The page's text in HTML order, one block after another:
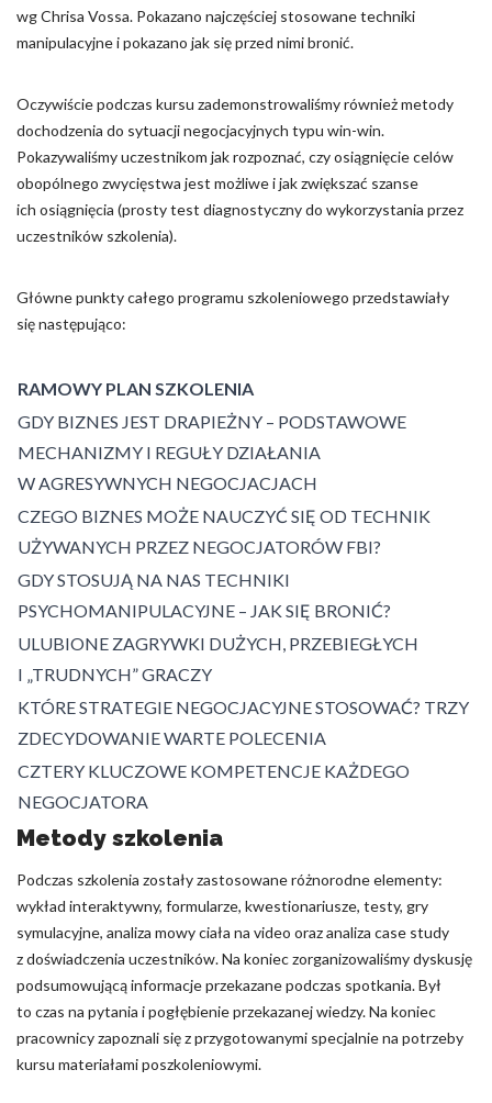
wg Chrisa Vossa. Pokazano najczęściej stosowane techniki
manipulacyjne i pokazano jak się przed nimi bronić.
Oczywiście podczas kursu zademonstrowaliśmy również metody
dochodzenia do sytuacji negocjacyjnych typu win-win.
Pokazywaliśmy uczestnikom jak rozpoznać, czy osiągnięcie celów
obopólnego zwycięstwa jest możliwe i jak zwiększać szanse
ich osiągnięcia (prosty test diagnostyczny do wykorzystania przez
uczestników szkolenia).
Główne punkty całego programu szkoleniowego przedstawiały
się następująco:
RAMOWY PLAN SZKOLENIA
GDY BIZNES JEST DRAPIEŻNY – PODSTAWOWE
MECHANIZMY I REGUŁY DZIAŁANIA
W AGRESYWNYCH NEGOCJACJACH
CZEGO BIZNES MOŻE NAUCZYĆ SIĘ OD TECHNIK
UŻYWANYCH PRZEZ NEGOCJATORÓW FBI?
GDY STOSUJĄ NA NAS TECHNIKI
PSYCHOMANIPULACYJNE – JAK SIĘ BRONIĆ?
ULUBIONE ZAGRYWKI DUŻYCH, PRZEBIEGŁYCH
I „TRUDNYCH” GRACZY
KTÓRE STRATEGIE NEGOCJACYJNE STOSOWAĆ? TRZY
ZDECYDOWANIE WARTE POLECENIA
CZTERY KLUCZOWE KOMPETENCJE KAŻDEGO
NEGOCJATORA
Metody szkolenia
Podczas szkolenia zostały zastosowane różnorodne elementy:
wykład interaktywny, formularze, kwestionariusze, testy, gry
symulacyjne, analiza mowy ciała na video oraz analiza case study
z doświadczenia uczestników. Na koniec zorganizowaliśmy dyskusję
podsumowującą informacje przekazane podczas spotkania. Był
to czas na pytania i pogłębienie przekazanej wiedzy. Na koniec
pracownicy zapoznali się z przygotowanymi specjalnie na potrzeby
kursu materiałami poszkoleniowymi.